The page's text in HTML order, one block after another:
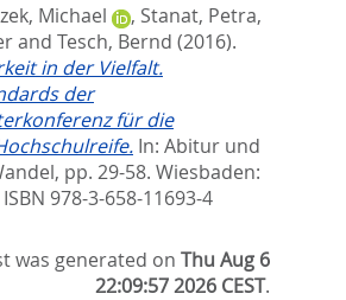
Michael , Stanat, Petra,
and Tesch, Bernd (2016).
in der Vielfalt.
der
für die
In: Abitur und
pp. 29-58. Wiesbaden:
978-3-658-11693-4
was generated onThu Aug 6
22:09:57 2026 CEST.